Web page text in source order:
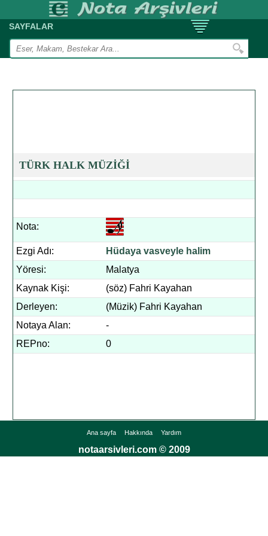
SAYFALAR
TÜRK HALK MÜZİĞİ
Nota:
Ezgi Adı:
Hüdaya vasveyle halim
Yöresi:
Malatya
Kaynak Kişi:
(söz) Fahri Kayahan
Derleyen:
(Müzik) Fahri Kayahan
Notaya Alan:
-
REPno:
0
Ana sayfa Hakkında Yardım
notaarsivleri.com © 2009